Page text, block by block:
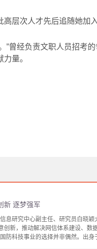
层次人才先后追随她加
”曾经负责文职人员招考
量。
新 逐梦强军
息研究中心副主任、研究员白晓
创新，推动解决网信体系建设、
防科技事业的选择并非偶然。出身